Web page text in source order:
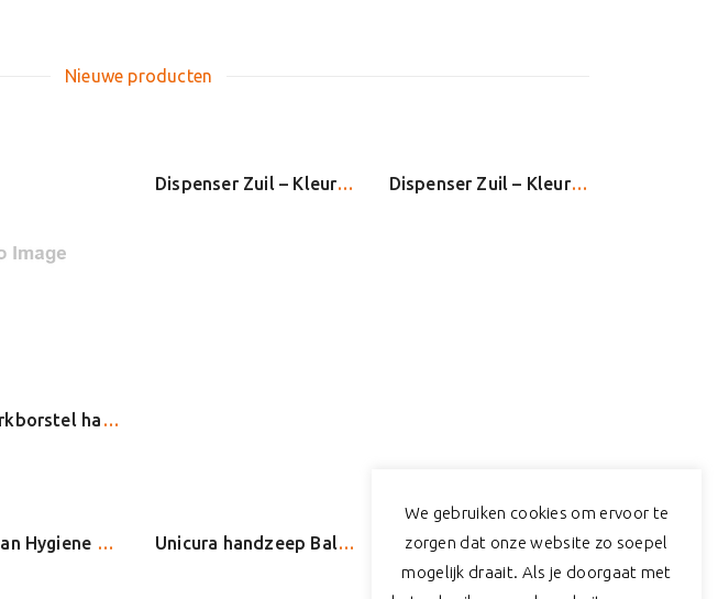
Nieuwe producten
Grote werkborstel hard 3890 (Vikan) div. kleuren
Dispenser Zuil – Kleur: Wit Dispenser Zuil – Kleur: Zwart
Vikan Vikan Hygiene 5510 padhouder, handmodel, 100×235 mm Unicura handzeep Balans (anti bacterieel) 250ml (20028) Mondmasker (NIET Medisch) 3-laags met elastiek blauw (06006)
We gebruiken cookies om ervoor te
zorgen dat onze website zo soepel
mogelijk draait. Als je doorgaat met